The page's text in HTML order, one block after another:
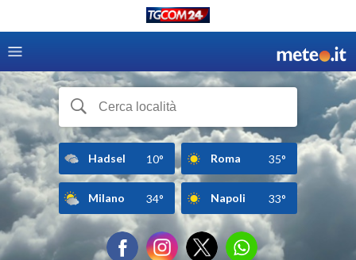
Hadsel 10° Roma 35°
Milano 34° Napoli 33°